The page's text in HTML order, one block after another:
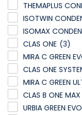
THEMAPLUS
ISOTWIN
ISOMAX
CLAS ONE (3)
MIRA C GREEN
CLAS ONE
MIRA C GREEN
CLAS B ONE MAX
URBIA GREEN EVO